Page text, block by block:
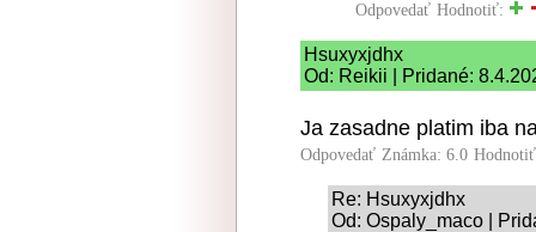
Odpovedať Hodnotiť:
Hsuxyxjdhx
Od: Reikii | Pridané:
Ja zasadne platim iba
Odpovedať Známka: 6.0
Re: Hsuxyxjdhx
Od: Ospaly_maco |